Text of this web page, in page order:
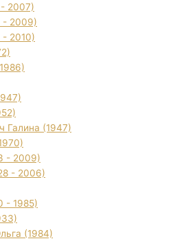
- 2007)
- 2009)
- 2010)
Галина (1947)
- 2009)
- 2006)
- 1985)
(1984)